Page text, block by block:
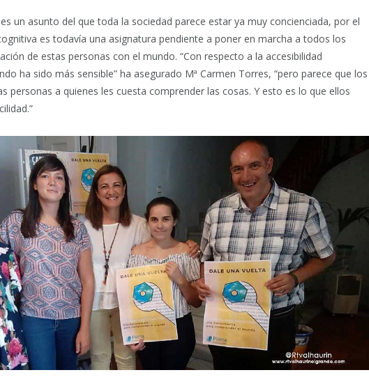
un asunto del que toda la sociedad parece estar ya muy concienciada, por el
es todavía una asignatura pendiente a poner en marcha a todos los
de estas personas con el mundo. “Con respecto a la accesibilidad
ha sido más sensible” ha asegurado Mª Carmen Torres, “pero parece que los
personas a quienes les cuesta comprender las cosas. Y esto es lo que ellos